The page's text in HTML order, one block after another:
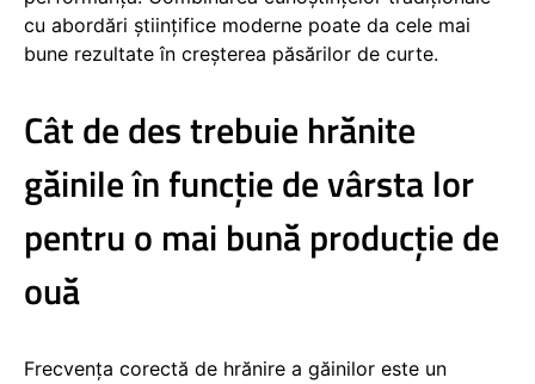
cu abordări științifice moderne poate da cele mai
bune rezultate în creșterea păsărilor de curte.
Cât de des trebuie hrănite
găinile în funcție de vârsta lor
pentru o mai bună producție de
ouă
Frecvența corectă de hrănire a găinilor este un